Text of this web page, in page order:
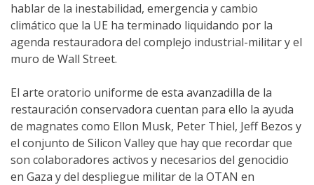
hablar de la inestabilidad, emergencia y cambio
climático que la UE ha terminado liquidando por la
agenda restauradora del complejo industrial-militar y el
muro de Wall Street.
El arte oratorio uniforme de esta avanzadilla de la
restauración conservadora cuentan para ello la ayuda
de magnates como Ellon Musk, Peter Thiel, Jeff Bezos y
el conjunto de Silicon Valley que hay que recordar que
son colaboradores activos y necesarios del genocidio
en Gaza y del despliegue militar de la OTAN en